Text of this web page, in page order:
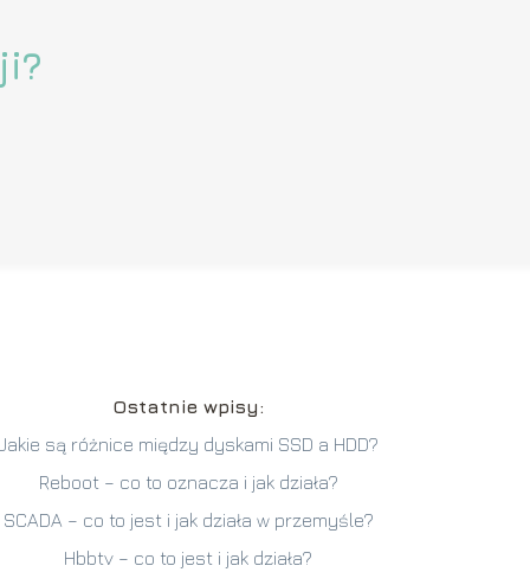
Ostatnie wpisy:
są różnice między dyskami SSD a HDD?
Reboot – co to oznacza i jak działa?
SCADA – co to jest i jak działa w przemyśle?
Hbbtv – co to jest i jak działa?